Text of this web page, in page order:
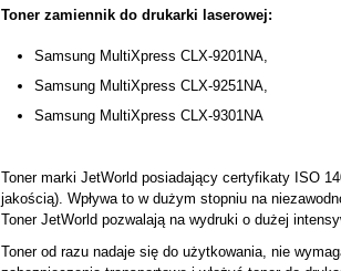
Toner zamiennik do drukarki laserowej:
Samsung MultiXpress CLX-9201NA,
Samsung MultiXpress CLX-9251NA,
Samsung MultiXpress CLX-9301NA
Toner marki JetWorld posiadający certyfikaty ISO
jakością). Wpływa to w dużym stopniu na
Toner JetWorld pozwalają na wydruki o dużej
Toner od razu nadaje się do użytkowania, nie